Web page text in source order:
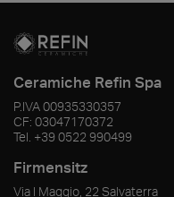
Ceramiche Refin Spa
P.IVA00935330357
CF: 03047170372
Tel. +39 0522 990499
Firmensitz
Via I Maggio, 22 Salvaterra